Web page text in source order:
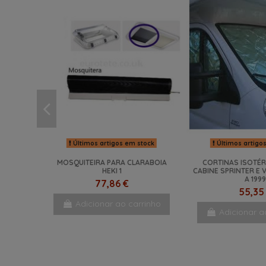
Últimos artigos em stock
MOSQUITEIRA PARA CLARABOIA
HEKI 1
77,86 €
Adicionar ao carrinho
Últimos
CORTINAS
CABINE SPRINTER E
A 1999
55,35
Adicionar